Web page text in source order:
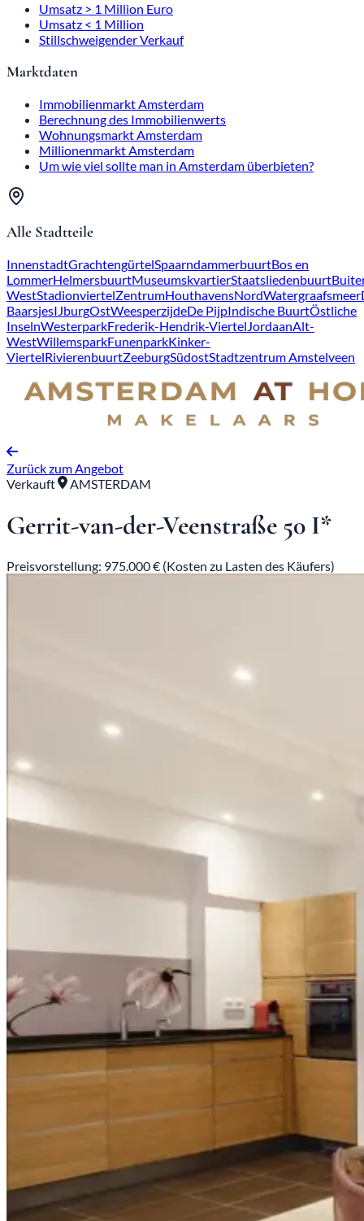
Umsatz > 1 Million Euro
Umsatz < 1 Million
Stillschweigender Verkauf
Marktdaten
Immobilienmarkt Amsterdam
Berechnung des Immobilienwerts
Wohnungsmarkt Amsterdam
Millionenmarkt Amsterdam
Um wie viel sollte man in Amsterdam überbieten?
Alle Stadtteile
InnenstadtGrachtengürtelSpaarndammerbuurtBos en
LommerHelmersbuurtMuseumskvartierStaatsliedenbuurt
WestStadionviertelZentrumHouthavensNordWatergraafsmeer
BaarsjesIJburgOstWeesperzijdeDe PijpIndische BuurtÖstliche
InselnWesterparkFrederik-Hendrik-ViertelJordaanAlt-
WestWillemsparkFunenparkKinker-
ViertelRivierenbuurtZeeburgSüdostStadtzentrum Amstelveen
Zurück zum Angebot
Verkauft
AMSTERDAM
Gerrit-van-der-Veenstraße 50 I*
Preisvorstellung: 975.000 € (Kosten zu Lasten des Käufers)